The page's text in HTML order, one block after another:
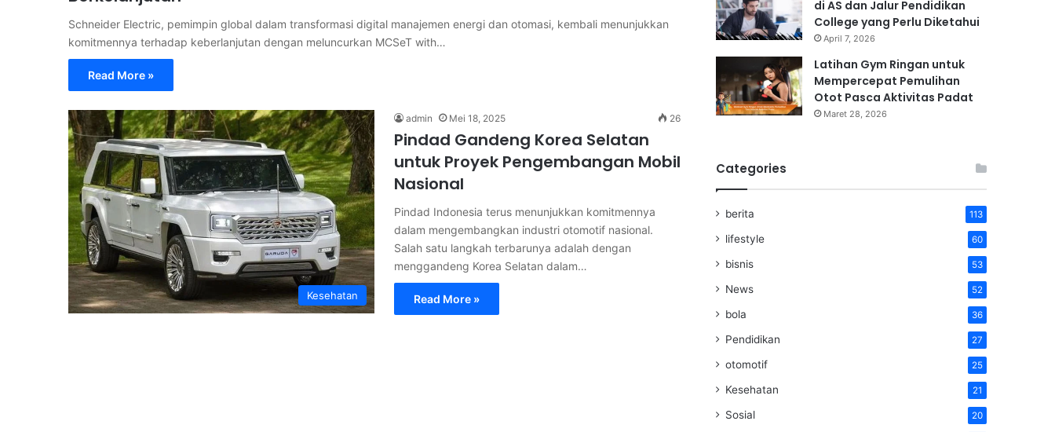
Schneider Electric, pemimpin global dalam transformasi digital manajemen energi dan otomasi, kembali menunjukkan
komitmennya terhadap keberlanjutan dengan meluncurkan MCSeT with…
Read More »
Kesehatan
admin Mei 18, 2025 26
Pindad Gandeng Korea Selatan
untuk Proyek Pengembangan Mobil
Nasional
Pindad Indonesia terus menunjukkan komitmennya
dalam mengembangkan industri otomotif nasional.
Salah satu langkah terbarunya adalah dengan
menggandeng Korea Selatan dalam…
Read More »
di AS dan Jalur Pendidikan
College yang Perlu Diketahui
April 7, 2026
Latihan Gym Ringan untuk
Mempercepat Pemulihan
Otot Pasca Aktivitas Padat
Maret 28, 2026
Categories
berita 113
lifestyle 60
bisnis 53
News 52
bola 36
Pendidikan 27
otomotif 25
Kesehatan 21
Sosial 20